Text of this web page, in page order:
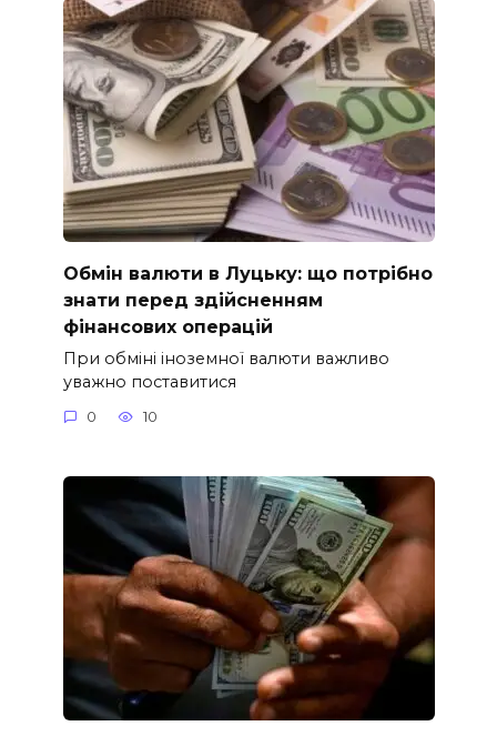
Обмін валюти в Луцьку: що потрібно
знати перед здійсненням
фінансових операцій
При обміні іноземної валюти важливо
уважно поставитися
0 10